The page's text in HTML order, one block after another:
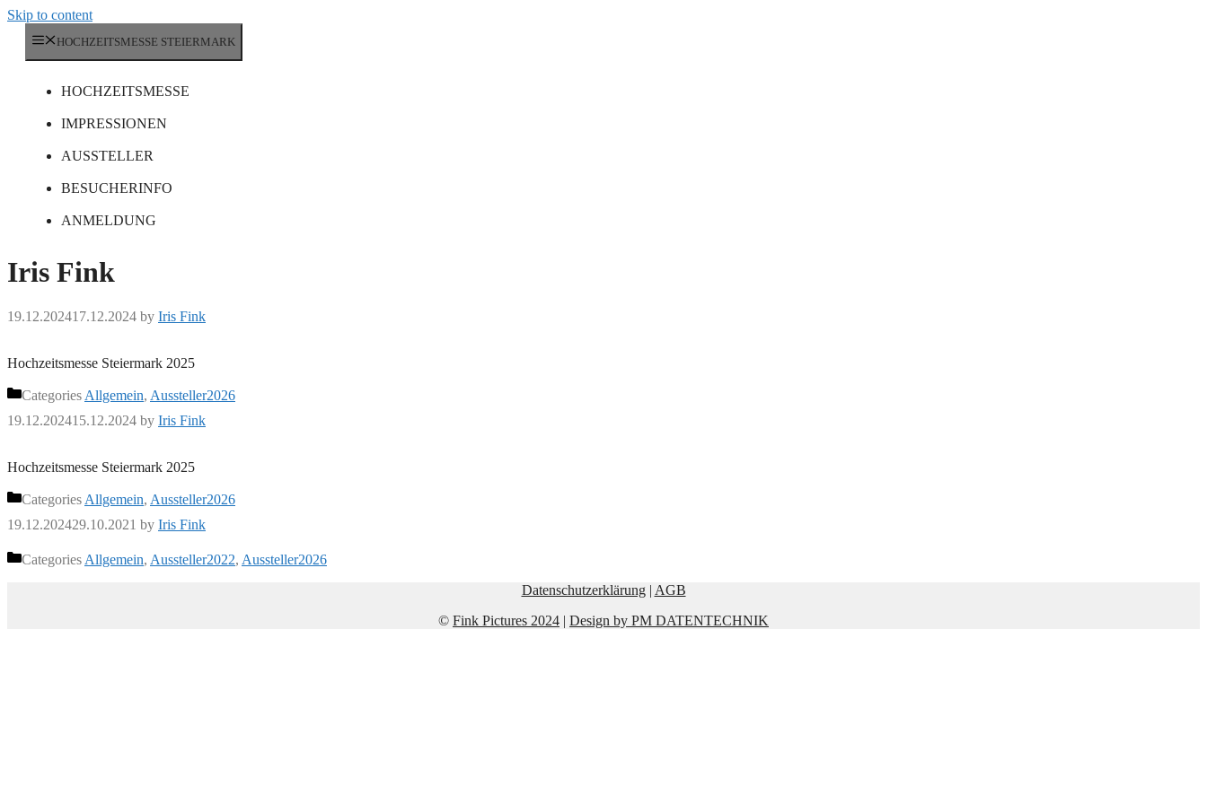
Skip to content
HOCHZEITSMESSE STEIERMARK
HOCHZEITSMESSE
IMPRESSIONEN
AUSSTELLER
BESUCHERINFO
ANMELDUNG
Iris Fink
19.12.202417.12.2024 by Iris Fink
Hochzeitsmesse Steiermark 2025
Categories Allgemein, Aussteller2026
19.12.202415.12.2024 by Iris Fink
Hochzeitsmesse Steiermark 2025
Categories Allgemein, Aussteller2026
19.12.202429.10.2021 by Iris Fink
Categories Allgemein, Aussteller2022, Aussteller2026
Datenschutzerklärung| AGB
© Fink Pictures 2024 | Design by PM DATENTECHNIK